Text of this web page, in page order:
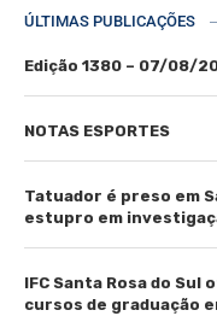
ÚLTIMAS PUBLICAÇÕES
Edição 1380 – 07/08/
NOTAS ESPORTES
Tatuador é preso em
estupro em
IFC Santa Rosa do
cursos de graduação